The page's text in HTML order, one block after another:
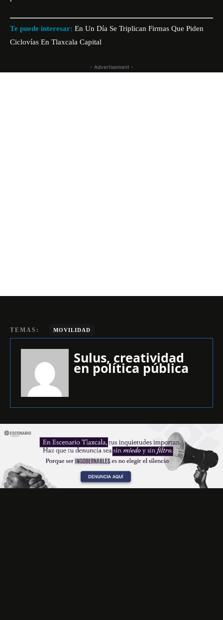
Te puede interesar: En Un Día Se Triplican Firmas Que Piden
Ciclovías En Tlaxcala Capital
- Advertisement -
TEMAS: MOVILIDAD
Sulus, creatividad
en política pública